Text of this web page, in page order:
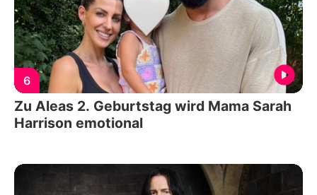
6
Zu Aleas 2. Geburtstag wird Mama Sarah
Harrison emotional